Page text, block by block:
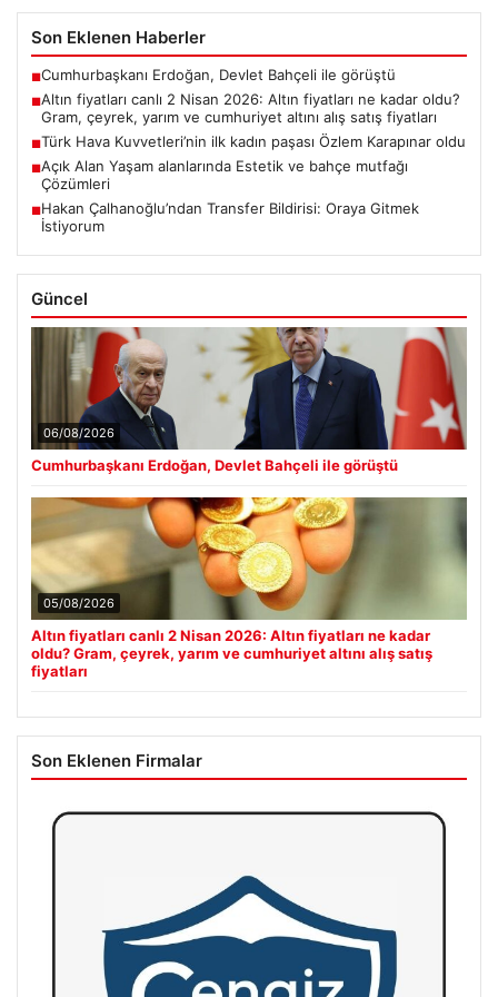
Son Eklenen Haberler
■Cumhurbaşkanı Erdoğan, Devlet Bahçeli ile görüştü
■Altın fiyatları canlı 2 Nisan 2026: Altın fiyatları ne kadar oldu?
Gram, çeyrek, yarım ve cumhuriyet altını alış satış fiyatları
■Türk Hava Kuvvetleri’nin ilk kadın paşası Özlem Karapınar oldu
■Açık Alan Yaşam alanlarında Estetik ve bahçe mutfağı
Çözümleri
■Hakan Çalhanoğlu’ndan Transfer Bildirisi: Oraya Gitmek
İstiyorum
Güncel
06/08/2026
Cumhurbaşkanı Erdoğan, Devlet Bahçeli ile görüştü
05/08/2026
Altın fiyatları canlı 2 Nisan 2026: Altın fiyatları ne kadar
oldu? Gram, çeyrek, yarım ve cumhuriyet altını alış satış
fiyatları
Son Eklenen Firmalar